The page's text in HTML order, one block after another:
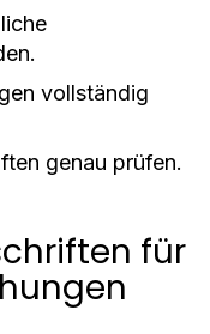
vollständig
genau prüfen.
für